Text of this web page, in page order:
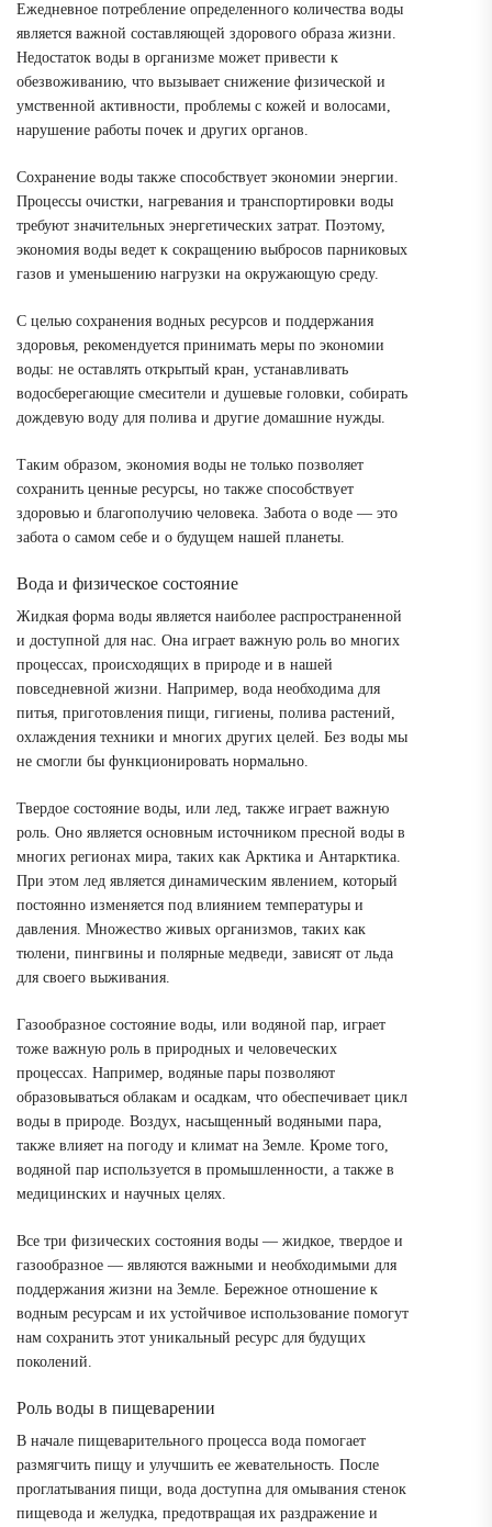
Ежедневное потребление определенного количества воды
является важной составляющей здорового образа жизни.
Недостаток воды в организме может привести к
обезвоживанию, что вызывает снижение физической и
умственной активности, проблемы с кожей и волосами,
нарушение работы почек и других органов.
Сохранение воды также способствует экономии энергии.
Процессы очистки, нагревания и транспортировки воды
требуют значительных энергетических затрат. Поэтому,
экономия воды ведет к сокращению выбросов парниковых
газов и уменьшению нагрузки на окружающую среду.
С целью сохранения водных ресурсов и поддержания
здоровья, рекомендуется принимать меры по экономии
воды: не оставлять открытый кран, устанавливать
водосберегающие смесители и душевые головки, собирать
дождевую воду для полива и другие домашние нужды.
Таким образом, экономия воды не только позволяет
сохранить ценные ресурсы, но также способствует
здоровью и благополучию человека. Забота о воде — это
забота о самом себе и о будущем нашей планеты.
Вода и физическое состояние
Жидкая форма воды является наиболее распространенной
и доступной для нас. Она играет важную роль во многих
процессах, происходящих в природе и в нашей
повседневной жизни. Например, вода необходима для
питья, приготовления пищи, гигиены, полива растений,
охлаждения техники и многих других целей. Без воды мы
не смогли бы функционировать нормально.
Твердое состояние воды, или лед, также играет важную
роль. Оно является основным источником пресной воды в
многих регионах мира, таких как Арктика и Антарктика.
При этом лед является динамическим явлением, который
постоянно изменяется под влиянием температуры и
давления. Множество живых организмов, таких как
тюлени, пингвины и полярные медведи, зависят от льда
для своего выживания.
Газообразное состояние воды, или водяной пар, играет
тоже важную роль в природных и человеческих
процессах. Например, водяные пары позволяют
образовываться облакам и осадкам, что обеспечивает цикл
воды в природе. Воздух, насыщенный водяными пара,
также влияет на погоду и климат на Земле. Кроме того,
водяной пар используется в промышленности, а также в
медицинских и научных целях.
Все три физических состояния воды — жидкое, твердое и
газообразное — являются важными и необходимыми для
поддержания жизни на Земле. Бережное отношение к
водным ресурсам и их устойчивое использование помогут
нам сохранить этот уникальный ресурс для будущих
поколений.
Роль воды в пищеварении
В начале пищеварительного процесса вода помогает
размягчить пищу и улучшить ее жевательность. После
проглатывания пищи, вода доступна для омывания стенок
пищевода и желудка, предотвращая их раздражение и